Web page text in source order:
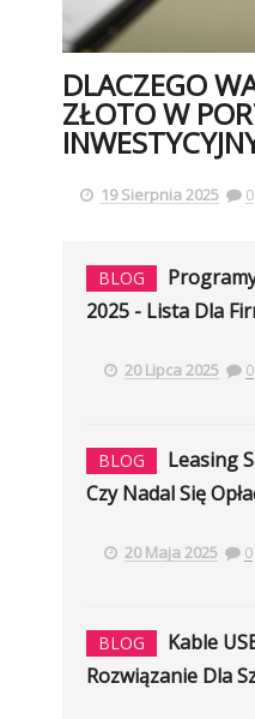
DLACZEGO
ZŁOTO W
19 Sierpnia 2025 0
BLOG
2025 - Lista Dla
20 Lipca 2025 0
BLOG
Leasing
Czy Nadal Się
20 Maja 2025 0
BLOG
Kable
Rozwiązanie Dla